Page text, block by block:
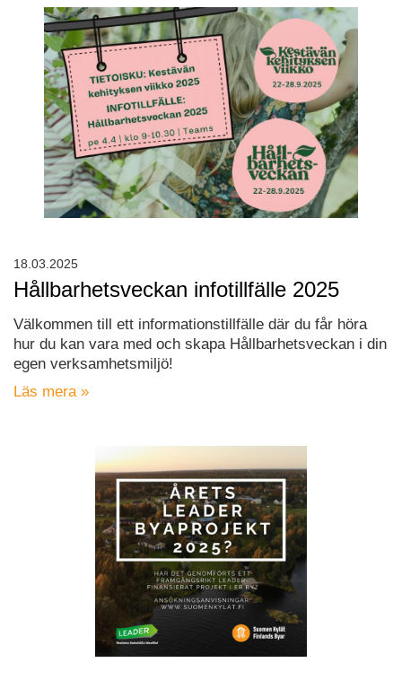
Hållbarhetsveckan infotillfälle 2025
Välkommen till ett informationstillfälle där du får höra
hur du kan vara med och skapa Hållbarhetsveckan i din
egen verksamhetsmiljö!
Läs mera »
18.03.2025